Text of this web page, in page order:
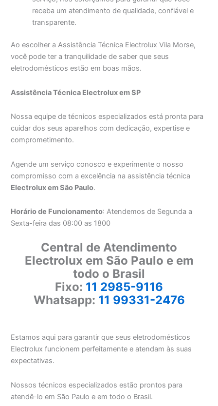
receba um atendimento de qualidade, confiável e
transparente.
Ao escolher a Assistência Técnica Electrolux Vila Morse,
você pode ter a tranquilidade de saber que seus
eletrodomésticos estão em boas mãos.
Assistência Técnica Electrolux em SP
Nossa equipe de técnicos especializados está pronta para
cuidar dos seus aparelhos com dedicação, expertise e
comprometimento.
Agende um serviço conosco e experimente o nosso
compromisso com a excelência na assistência técnica
Electrolux em São Paulo.
Horário de Funcionamento: Atendemos de Segunda a
Sexta-feira das 08:00 as 1800
Central de Atendimento
Electrolux em São Paulo e em
todo o Brasil
Fixo: 11 2985-9116
Whatsapp: 11 99331-2476
Estamos aqui para garantir que seus eletrodomésticos
Electrolux funcionem perfeitamente e atendam às suas
expectativas.
Nossos técnicos especializados estão prontos para
atendê-lo em São Paulo e em todo o Brasil.